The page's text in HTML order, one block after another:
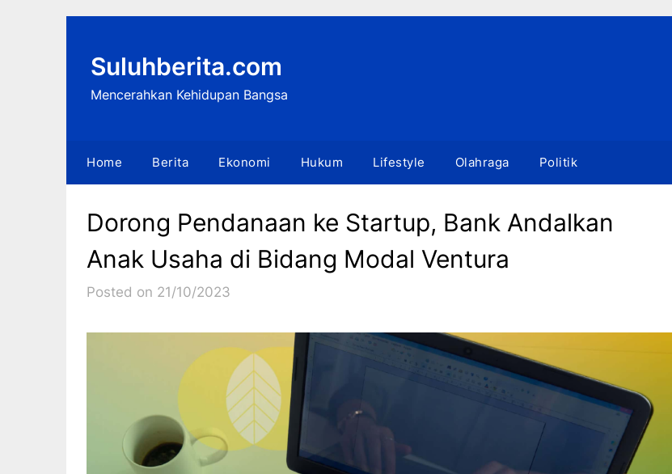
Suluhberita.com
Mencerahkan Kehidupan Bangsa
Home Berita Ekonomi Hukum Lifestyle Olahraga Politik
Dorong Pendanaan ke Startup, Bank Andalkan
Anak Usaha di Bidang Modal Ventura
Posted on 21/10/2023